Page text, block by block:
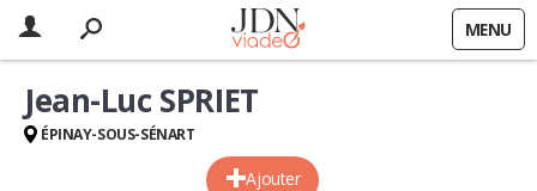
MENU
Ajouter
Jean-Luc SPRIET
ÉPINAY-SOUS-SÉNART